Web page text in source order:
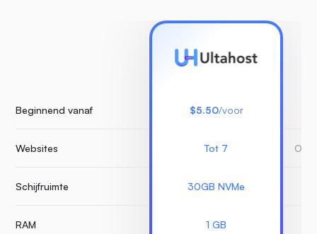
Beginnend vanaf
Websites
Schijfruimte
RAM
$5.50/voor
Tot 7
30GB NVMe
1 GB